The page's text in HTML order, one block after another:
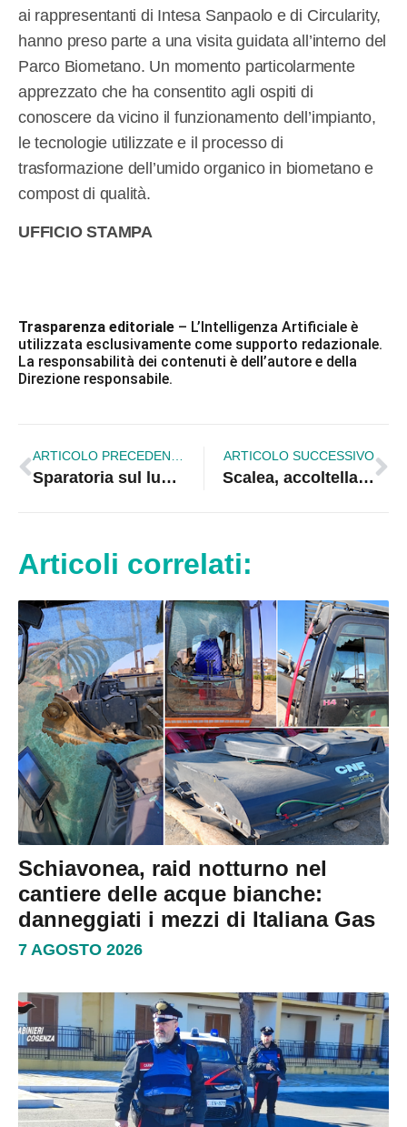
ai rappresentanti di Intesa Sanpaolo e di Circularity,
hanno preso parte a una visita guidata all’interno del
Parco Biometano. Un momento particolarmente
apprezzato che ha consentito agli ospiti di
conoscere da vicino il funzionamento dell’impianto,
le tecnologie utilizzate e il processo di
trasformazione dell’umido organico in biometano e
compost di qualità.
UFFICIO STAMPA
Trasparenza editoriale – L’Intelligenza Artificiale è
utilizzata esclusivamente come supporto redazionale.
La responsabilità dei contenuti è dell’autore e della
Direzione responsabile.
Sparatoria sul lungomare di Rossano, nove indagati dopo l’agguato armato del 2025 a Cosenza
ARTICOLO SUCCESSIVO
Scalea, accoltella il padre al culmine di una lite: arrestato 43enne
Articoli correlati:
Schiavonea, raid notturno nel
cantiere delle acque bianche:
danneggiati i mezzi di Italiana Gas
7 AGOSTO 2026